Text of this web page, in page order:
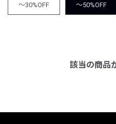
～30%OFF ～50%OFF
該当の商品